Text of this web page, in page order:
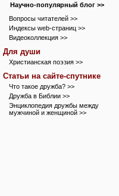
Научно-популярный блог >>
Вопросы читателей >>
Индексы web-страниц >>
Видеоколлекция >>
Для души
Христианская поэзия >>
Статьи на сайте-спутнике
Что такое дружба? >>
Дружба в Библии >>
Энциклопедия дружбы между
мужчиной и женщиной >>